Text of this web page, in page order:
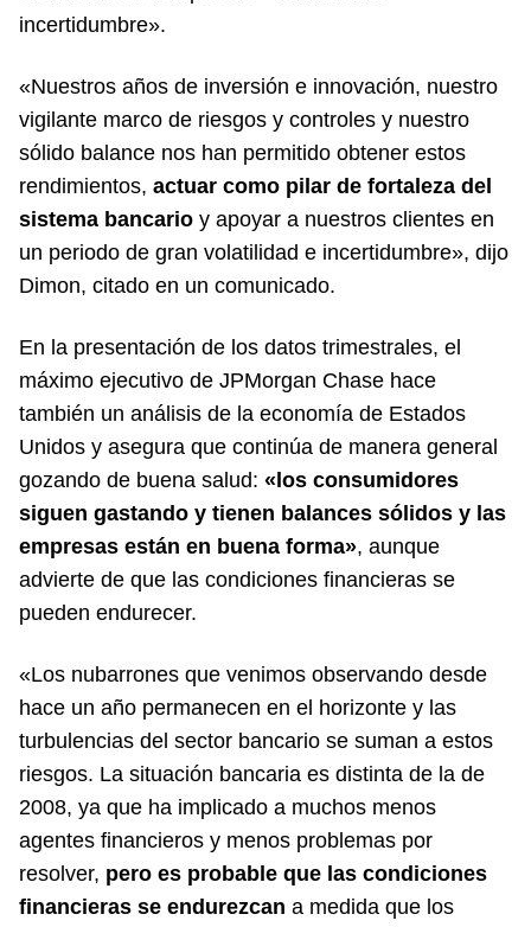
incertidumbre».
«Nuestros años de inversión e innovación, nuestro
vigilante marco de riesgos y controles y nuestro
sólido balance nos han permitido obtener estos
rendimientos, actuar como pilar de fortaleza del
sistema bancario y apoyar a nuestros clientes en
un periodo de gran volatilidad e incertidumbre», dijo
Dimon, citado en un comunicado.
En la presentación de los datos trimestrales, el
máximo ejecutivo de JPMorgan Chase hace
también un análisis de la economía de Estados
Unidos y asegura que continúa de manera general
gozando de buena salud: «los consumidores
siguen gastando y tienen balances sólidos y las
empresas están en buena forma», aunque
advierte de que las condiciones financieras se
pueden endurecer.
«Los nubarrones que venimos observando desde
hace un año permanecen en el horizonte y las
turbulencias del sector bancario se suman a estos
riesgos. La situación bancaria es distinta de la de
2008, ya que ha implicado a muchos menos
agentes financieros y menos problemas por
resolver, pero es probable que las condiciones
financieras se endurezcan a medida que los